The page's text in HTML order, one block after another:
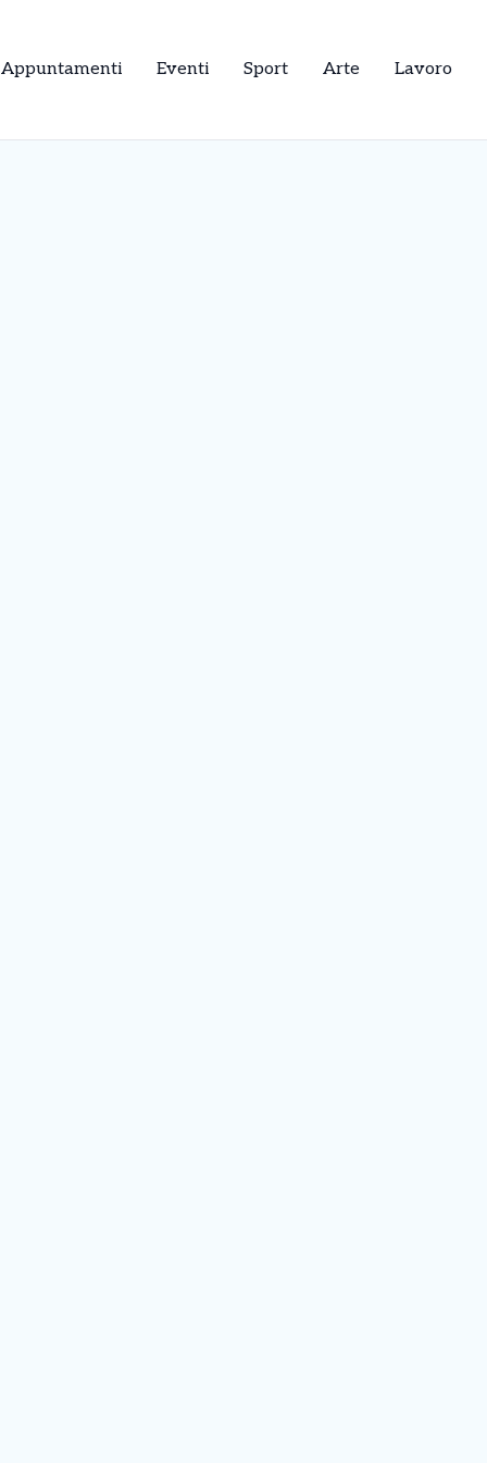
Appuntamenti Eventi Sport Arte Lavoro